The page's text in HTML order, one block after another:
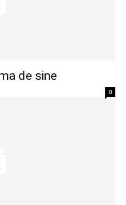
de sine
0